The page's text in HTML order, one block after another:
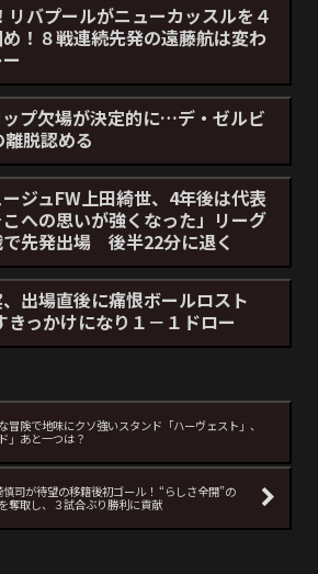
リバプールがニューカッスルを４
！８戦連続先発の遠藤航は変わ
プ欠場が決定的に…デ・ゼルビ
脱認める
ジュFW上田綺世、4年後は代表
への思いが強くなった」リーグ
先発出場 後半22分に退く
出場直後に痛恨ボールロスト
きっかけになり１－１ドロー
冒険で地味にクソ強いスタンド「ハーヴェスト」、
」あと一つは？
司が待望の移籍後初ゴール！ “らしさ全開”の
奪取し、３試合ぶり勝利に貢献